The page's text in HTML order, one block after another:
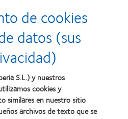
el
desarrollo
del
liderazgo
about
2011:
Premio
a
salud
Learn
more
about
2012
Premio
internacional
REBRAND
de cookies
datos (sus
S.L.) y nuestros
cookies y
similares en nuestro sitio
archivos de texto que se